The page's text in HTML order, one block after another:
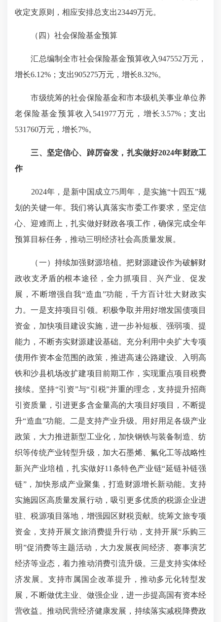
收定支原则，相应安排总支出23449万元。
（四）社会保险基金预算
汇总编制全市社会保险基金预算收入947552万元，
增长6.12%；支出905275万元，增长8.32%。
市级统筹的社会保险基金和市本级机关事业单位养
老保险基金预算收入541977万元，增长3.57%；支出
531760万元，增长7%。
三、坚定信心、踔厉奋发，扎实做好2024年财政工
作
2024年，是新中国成立75周年，是实施“十四五”规
划的关键一年。我们将认真落实市委工作要求，坚定信
心、迎难而上，扎实做好财政各项工作，确保完成全年
预算目标任务，推动三明经济社会高质量发展。
（一）持续加强财源培植。把财源建设作为破解财
政收支矛盾的根本途径，全力抓项目、兴产业、促发
展，不断增强自我“造血”功能，千方百计壮大财政实
力。一是支持项目引领。积极争取并用好增发国债项目
资金，加快项目建设实施，进一步补短板、强弱项、提
能力，不断夯实财源建设基础。充分利用中央扩大专项
债用作资本金范围的政策，推进高速公路建设、入明高
铁和沙县机场改扩建项目前期工作，实现重点项目税费
接续。坚持“引资”与“引税”并重的理念，支持提升招商
引资质量，引进更多含金量高的大项目好项目，不断提
升“造血”功能。二是支持产业升级。用好用足各级产业
政策，大力推进新型工业化，加快钢铁与装备制造、纺
织等传统产业转型升级，加大石墨烯、氟化工等战略性
新兴产业培植，扎实做好11条特色产业链“延链补链强
链”，加快形成产业聚集，打造财源增长新动能。支持
实施园区高质量发展行动，吸引更多优质的税源企业进
驻、税源项目落地，增强园区财税贡献。统筹文旅专项
资金，支持开展文旅消费提升行动，支持开展“乐购三
明”促消费等主题活动，大力发展夜间经济、赛事演艺
经济等业态，着力推动消费引流升级。三是支持实体经
济发展。支持市属国企改革提升，推动多元化转型发
展，不断做优主业、做强企业，进一步提高国有资本经
营收益。推动民营经济健康发展，持续落实减税降费政